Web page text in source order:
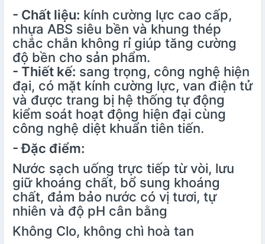
- Chất liệu: kính cường lực cao cấp,
nhựa ABS siêu bền và khung thép
chắc chắn không rỉ giúp tăng cường
độ bền cho sản phẩm.
- Thiết kế: sang trọng, công nghệ hiện
đại, có mặt kính cường lực, van điện tử
và được trang bị hệ thống tự động
kiểm soát hoạt động hiện đại cùng
công nghệ diệt khuẩn tiên tiến.
- Đặc điểm:
Nước sạch uống trực tiếp từ vòi, lưu
giữ khoáng chất, bổ sung khoáng
chất, đảm bảo nước có vị tươi, tự
nhiên và độ pH cân bằng
Không Clo, không chì hoà tan